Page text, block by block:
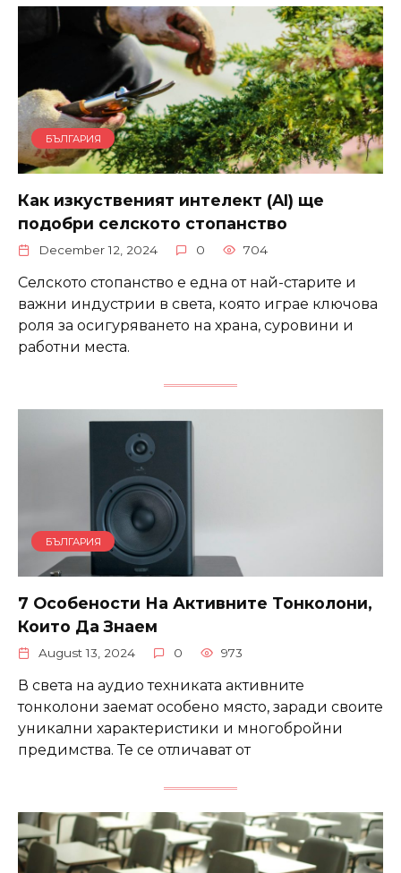
БЪЛГАРИЯ
Как изкуственият интелект (AI) ще
подобри селското стопанство
December 12, 2024 0 704
Селското стопанство е една от най-старите и
важни индустрии в света, която играе ключова
роля за осигуряването на храна, суровини и
работни места.
БЪЛГАРИЯ
7 Особености На Активните Тонколони,
Които Да Знаем
August 13, 2024 0 973
В света на аудио техниката активните
тонколони заемат особено място, заради своите
уникални характеристики и многобройни
предимства. Те се отличават от